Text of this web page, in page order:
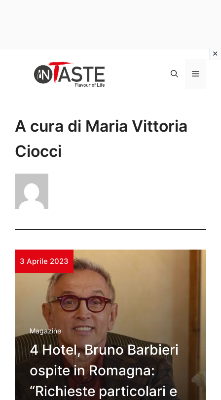
Menu
A cura di Maria Vittoria
Ciocci
3 Aprile 2023
Magazine
4 Hotel, Bruno Barbieri
ospite in Romagna:
“Richieste particolari e